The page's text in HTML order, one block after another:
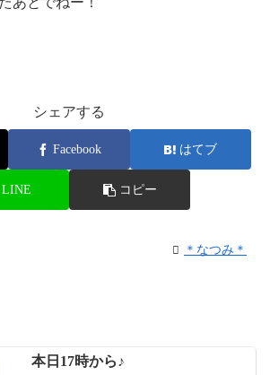
シェアする
Facebook はてブ
LINE コピー
＊なつみ＊
本日17時から♪